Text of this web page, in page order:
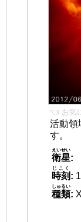
👈 お気
活動領
す。
衛星
えいせい
:
時刻
じこく
:
種類
しゅるい
: X